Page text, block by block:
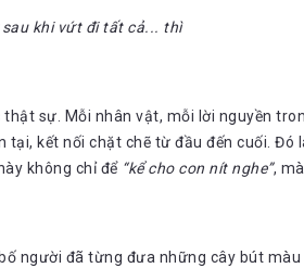
khi vứt đi tất cả... thì
sự. Mỗi nhân vật, mỗi lời nguyền
tại, kết nối chặt chẽ từ đầu đến cuối. Đó
không chỉ để“kể cho con nít nghe”, mà
người đã từng đưa những cây bút màu